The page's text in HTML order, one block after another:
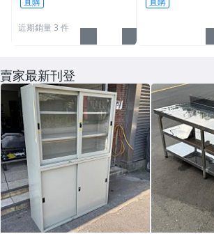
近期銷量 3 件
件 耐熱夾 麵包夾
賣家最新刊登